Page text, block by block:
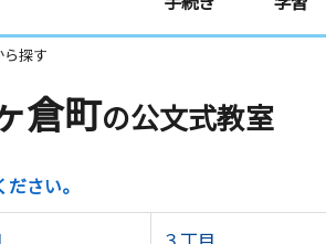
探す
倉町の公文式教室
さい。